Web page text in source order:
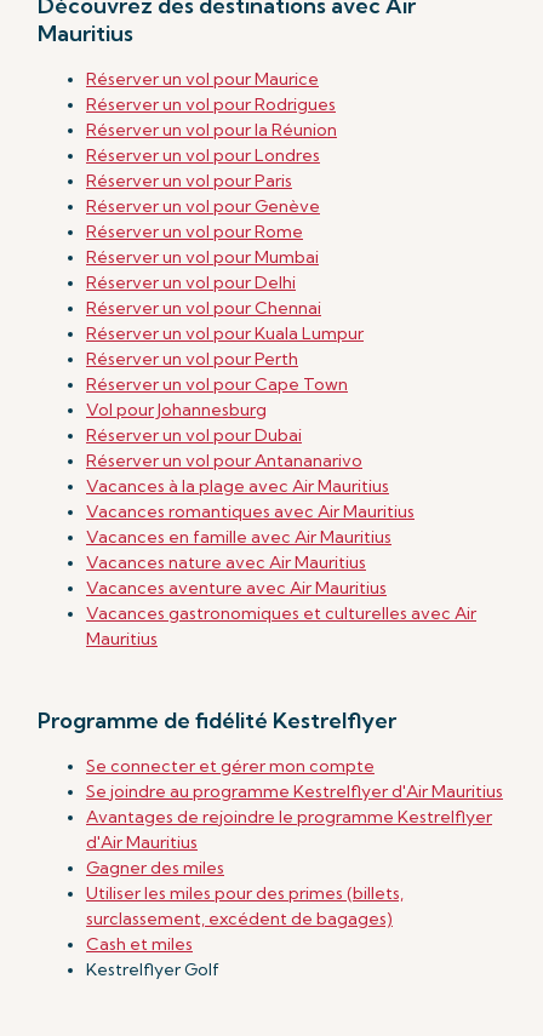
Mauritius
Réserver un vol pour Maurice
Réserver un vol pour Rodrigues
Réserver un vol pour la Réunion
Réserver un vol pour Londres
Réserver un vol pour Paris
Réserver un vol pour Genève
Réserver un vol pour Rome
Réserver un vol pour Mumbai
Réserver un vol pour Delhi
Réserver un vol pour Chennai
Réserver un vol pour Kuala Lumpur
Réserver un vol pour Perth
Réserver un vol pour Cape Town
Vol pour Johannesburg
Réserver un vol pour Dubai
Réserver un vol pour Antananarivo
Vacances à la plage avec Air Mauritius
Vacances romantiques avec Air Mauritius
Vacances en famille avec Air Mauritius
Vacances nature avec Air Mauritius
Vacances aventure avec Air Mauritius
Vacances gastronomiques et culturelles avec Air
Mauritius
Programme de fidélité Kestrelflyer
Se connecter et gérer mon compte
Se joindre au programme Kestrelflyer d'Air Mauritius
Avantages de rejoindre le programme Kestrelflyer
d'Air Mauritius
Gagner des miles
Utiliser les miles pour des primes (billets,
surclassement, excédent de bagages)
Cash et miles
Kestrelflyer Golf